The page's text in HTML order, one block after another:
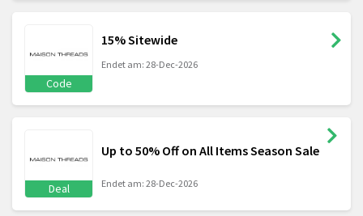
Code
15% Sitewide
Endet am: 28-Dec-2026
Deal
Up to 50% Off on All Items Season Sale
Endet am: 28-Dec-2026